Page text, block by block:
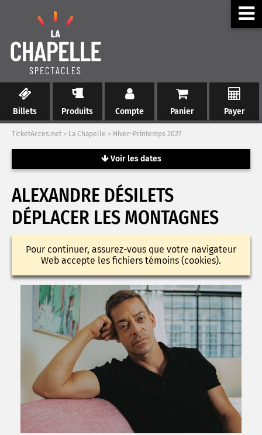
Billets Produits Compte Panier Payer
TicketAcces.net > La Chapelle > Hiver-Printemps 2027
Voir les dates
ALEXANDRE DÉSILETS
DÉPLACER LES MONTAGNES
Pour continuer, assurez-vous que votre navigateur
Web accepte les fichiers témoins (cookies).